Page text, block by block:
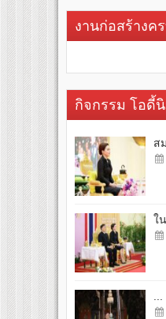
งานก่อสร้างค
กิจกรรม โอดี้
ส
ใ